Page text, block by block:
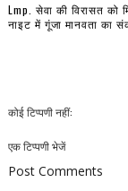
Lmp. सेवा की विरासत को
नाइट में गूंजा मानवता का
कोई टिप्पणी नहीं:
एक टिप्पणी भेजें
Post Comments